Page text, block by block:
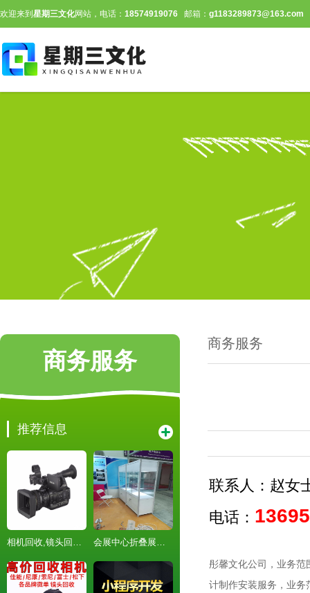
欢迎来到 星期三文化网站，电话： 18574919076 邮箱： g1183289873@163.com
商务服务
推荐信息
相机回收,镜头回收,武汉二手相机回收租赁 会展中心折叠展柜 八棱柱展柜出租-展台装修-PVC板制作
商务服务
联系人：赵女
电话：
彤馨文化公司，业务范
计制作安装服务，业务